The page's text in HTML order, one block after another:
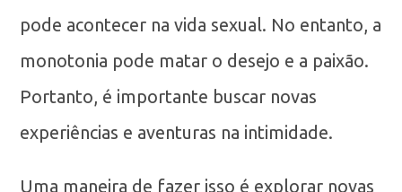
pode acontecer na vida sexual. No entanto, a
monotonia pode matar o desejo e a paixão.
Portanto, é importante buscar novas
experiências e aventuras na intimidade.
Uma maneira de fazer isso é explorar novas